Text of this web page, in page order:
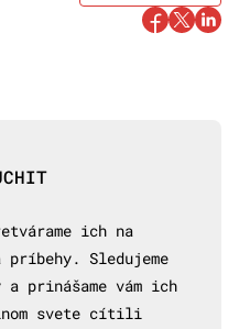
ich na
Sledujeme
prinášame vám ich
svete cítili